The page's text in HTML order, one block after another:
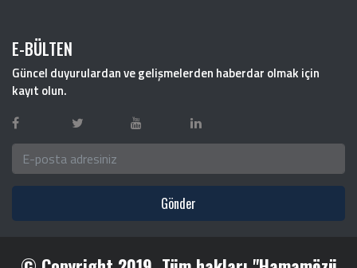
E-BÜLTEN
Güncel duyurulardan ve gelişmelerden haberdar olmak için
kayıt olun.
Gönder